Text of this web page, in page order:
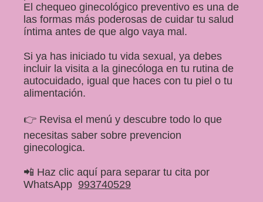
El chequeo ginecológico preventivo es una de
las formas más poderosas de cuidar tu salud
íntima antes de que algo vaya mal.
Si ya has iniciado tu vida sexual, ya debes
incluir la visita a la ginecóloga en tu rutina de
autocuidado, igual que haces con tu piel o tu
alimentación.
👉 Revisa el menú y descubre todo lo que
necesitas saber sobre prevencion
ginecologica.
📲 Haz clic aquí para separar tu cita por
WhatsApp 993740529